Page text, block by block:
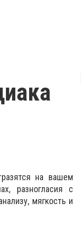
на вашем
разногласия с
мягкость и